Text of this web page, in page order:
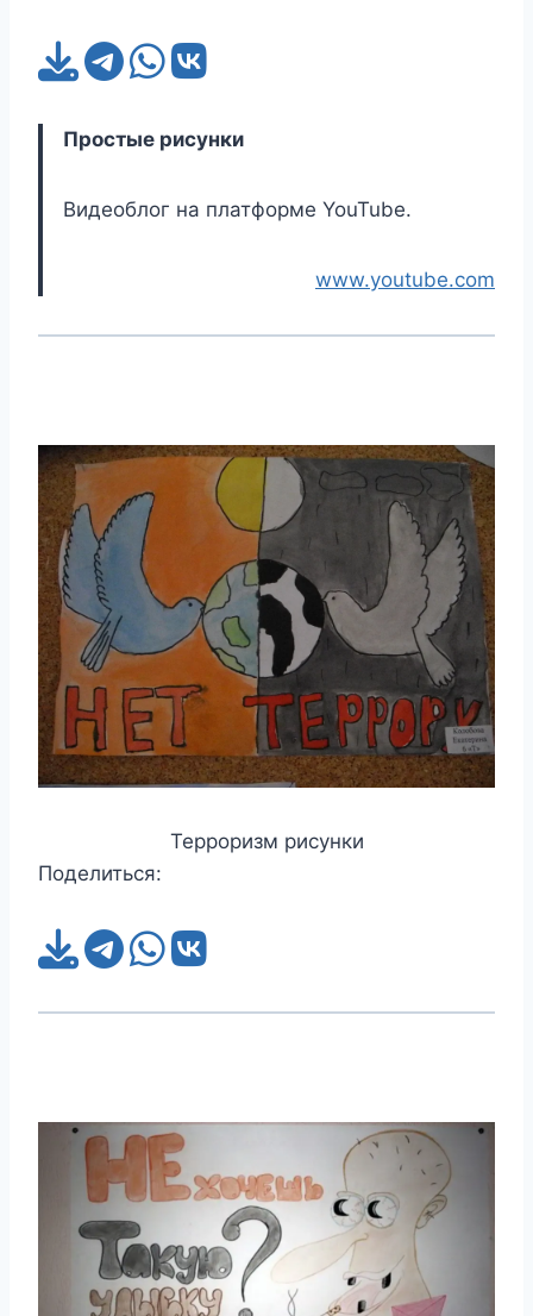
Простые рисунки
Видеоблог на платформе YouTube.
www.youtube.com
Терроризм рисунки
Поделиться: